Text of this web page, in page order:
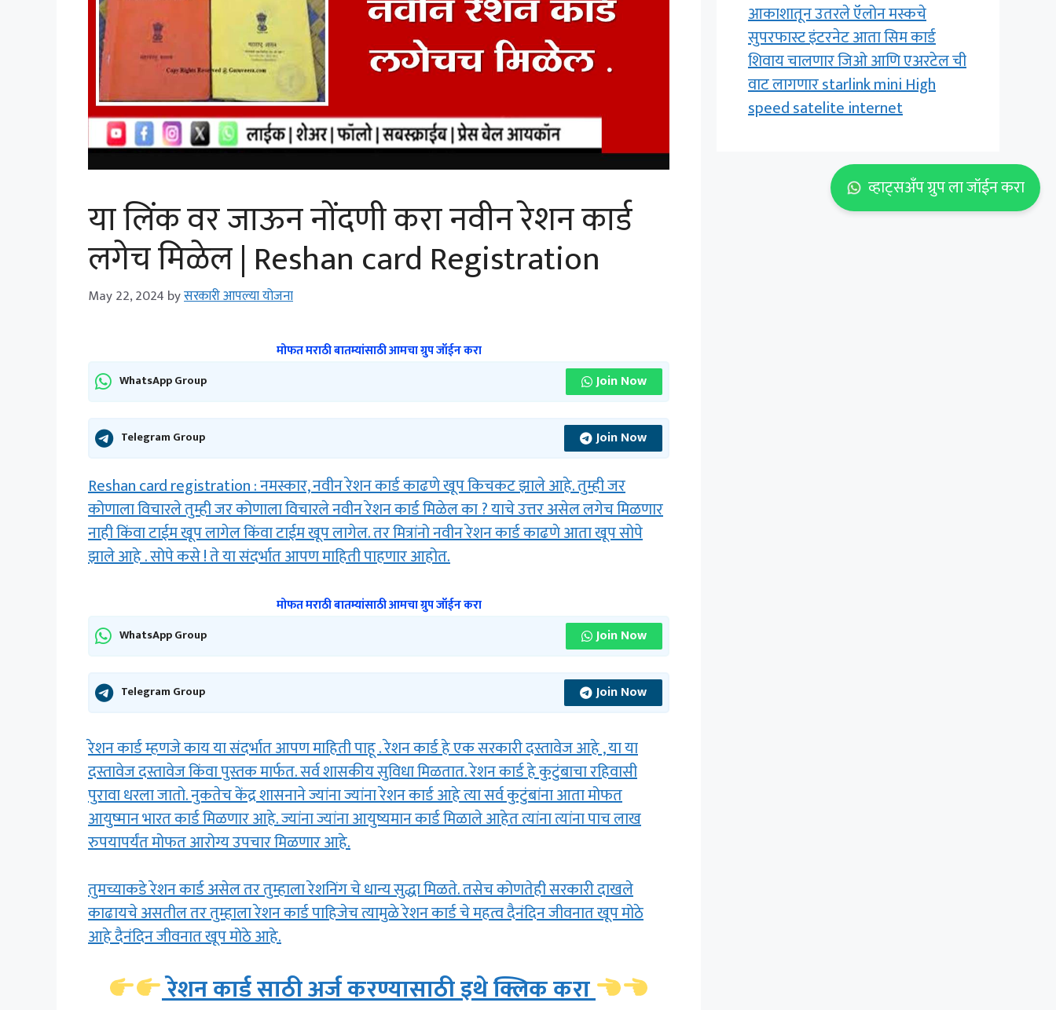
या लिंक वर जाऊन नोंदणी करा नवीन रेशन कार्ड
लगेच मिळेल | Reshan card Registration
May 22, 2024 byसरकारी आपल्या योजना
मोफत मराठी बातम्यांसाठी आमचा ग्रुप जॉईन करा
WhatsApp Group Join Now
Telegram Group Join Now
Reshan card registration : नमस्कार, नवीन रेशन कार्ड काढणे खूप किचकट झाले आहे. तुम्ही जर
कोणाला विचारले तुम्ही जर कोणाला विचारले नवीन रेशन कार्ड मिळेल का ? याचे उत्तर असेल लगेच मिळणार
नाही किंवा टाईम खूप लागेल किंवा टाईम खूप लागेल. तर मित्रांनो नवीन रेशन कार्ड काढणे आता खूप सोपे
झाले आहे . सोपे कसे ! ते या संदर्भात आपण माहिती पाहणार आहोत.
मोफत मराठी बातम्यांसाठी आमचा ग्रुप जॉईन करा
WhatsApp Group Join Now
Telegram Group Join Now
रेशन कार्ड म्हणजे काय या संदर्भात आपण माहिती पाहू . रेशन कार्ड हे एक सरकारी दस्तावेज आहे , या या
दस्तावेज दस्तावेज किंवा पुस्तक मार्फत. सर्व शासकीय सुविधा मिळतात. रेशन कार्ड हे कुटुंबाचा रहिवासी
पुरावा धरला जातो. नुकतेच केंद्र शासनाने ज्यांना ज्यांना रेशन कार्ड आहे त्या सर्व कुटुंबांना आता मोफत
आयुष्मान भारत कार्ड मिळणार आहे. ज्यांना ज्यांना आयुष्यमान कार्ड मिळाले आहेत त्यांना त्यांना पाच लाख
रुपयापर्यंत मोफत आरोग्य उपचार मिळणार आहे.
तुमच्याकडे रेशन कार्ड असेल तर तुम्हाला रेशनिंग चे धान्य सुद्धा मिळते. तसेच कोणतेही सरकारी दाखले
काढायचे असतील तर तुम्हाला रेशन कार्ड पाहिजेच त्यामुळे रेशन कार्ड चे महत्व दैनंदिन जीवनात खूप मोठे
आहे दैनंदिन जीवनात खूप मोठे आहे.
रेशन कार्ड साठी अर्ज करण्यासाठी इथे क्लिक करा
व्हाट्सअँप ग्रुप ला जॉईन करा
आकाशातून उतरले ऍलोन मस्कचे
सुपरफास्ट इंटरनेट आता सिम कार्ड
शिवाय चालणार जिओ आणि एअरटेल ची
वाट लागणार starlink mini High
speed satelite internet